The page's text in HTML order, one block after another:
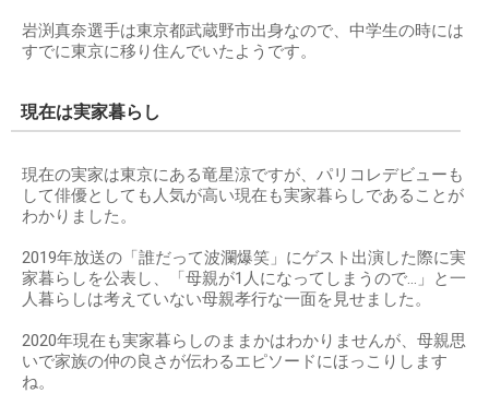
岩渕真奈選手は東京都武蔵野市出身なので、中学生の時には
すでに東京に移り住んでいたようです。
現在は実家暮らし
現在の実家は東京にある竜星涼ですが、パリコレデビューも
して俳優としても人気が高い現在も実家暮らしであることが
わかりました。
2019年放送の「誰だって波瀾爆笑」にゲスト出演した際に実
家暮らしを公表し、「母親が1人になってしまうので…」と一
人暮らしは考えていない母親孝行な一面を見せました。
2020年現在も実家暮らしのままかはわかりませんが、母親思
いで家族の仲の良さが伝わるエピソードにほっこりします
ね。